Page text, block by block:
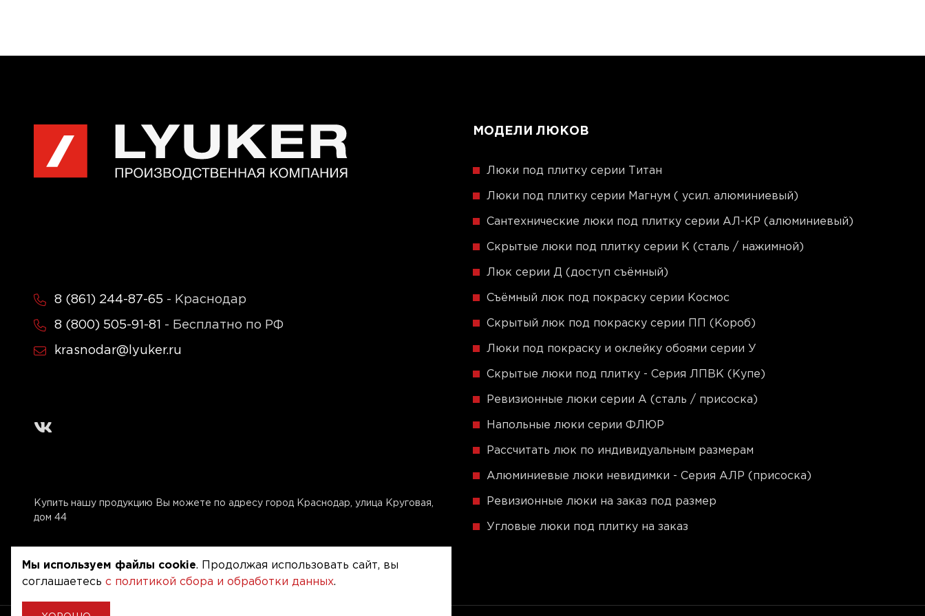
8 (861) 244-87-65 - Краснодар
8 (800) 505-91-81 - Бесплатно по РФ
krasnodar@lyuker.ru
Купить нашу продукцию Вы можете по адресу город Краснодар, улица Круговая,
дом 44
МОДЕЛИ ЛЮКОВ
Люки под плитку серии Титан
Люки под плитку серии Магнум ( усил. алюминиевый)
Сантехнические люки под плитку серии АЛ-КР (алюминиевый)
Скрытые люки под плитку серии K (сталь / нажимной)
Люк серии Д (доступ съёмный)
Съёмный люк под покраску серии Космос
Скрытый люк под покраску серии ПП (Короб)
Люки под покраску и оклейку обоями серии У
Скрытые люки под плитку - Серия ЛПВК (Купе)
Ревизионные люки серии A (сталь / присоска)
Напольные люки серии ФЛЮР
Рассчитать люк по индивидуальным размерам
Алюминиевые люки невидимки - Серия АЛР (присоска)
Ревизионные люки на заказ под размер
Угловые люки под плитку на заказ
Мы используем файлы cookie. Продолжая использовать сайт, вы
соглашаетесь с политикой сбора и обработки данных.